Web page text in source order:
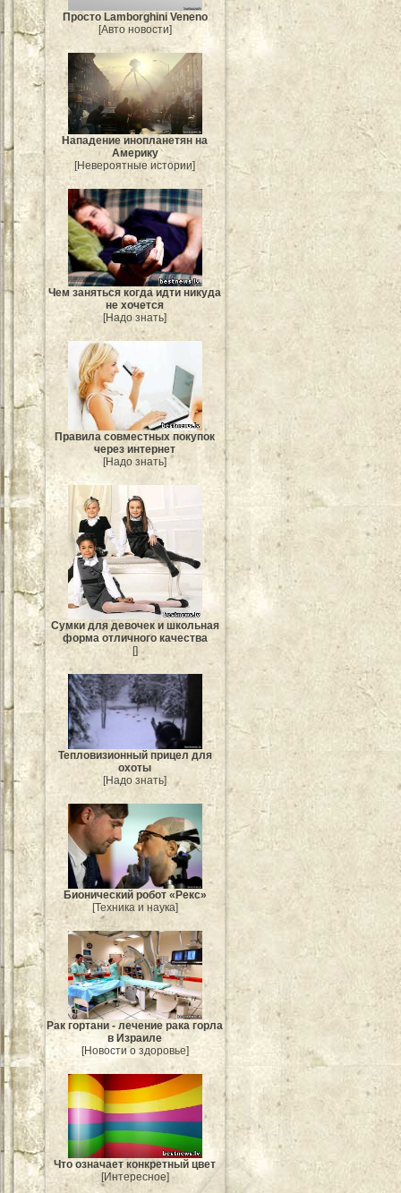
Просто Lamborghini Veneno
[Авто новости]
Нападение инопланетян на
Америку
[Невероятные истории]
Чем заняться когда идти никуда
не хочется
[Надо знать]
Правила совместных покупок
через интернет
[Надо знать]
Сумки для девочек и школьная
форма отличного качества
[]
Тепловизионный прицел для
охоты
[Надо знать]
Бионический робот «Рекс»
[Техника и наука]
Рак гортани - лечение рака горла
в Израиле
[Новости о здоровье]
Что означает конкретный цвет
[Интересное]